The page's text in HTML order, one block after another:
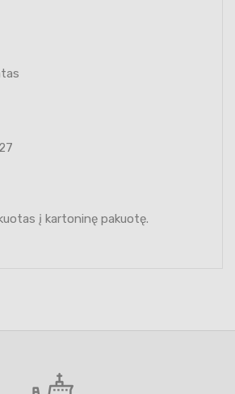
į kartoninę pakuotę.